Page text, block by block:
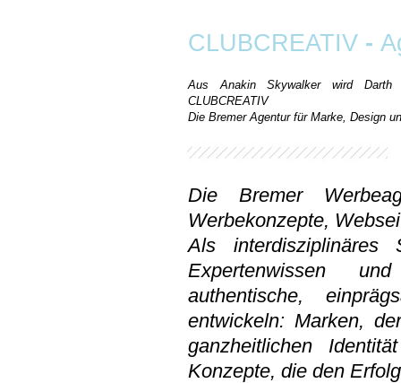
CLUBCREATIV -
Aus Anakin Skywalker wird
CLUBCREATIV
Die Bremer Agentur für Marke, Design
Die Bremer
Werbekonzepte,
Als interdisziplinäres
Expertenwissen
authentische,
entwickeln: Marken,
ganzheitlichen
Konzepte, die den